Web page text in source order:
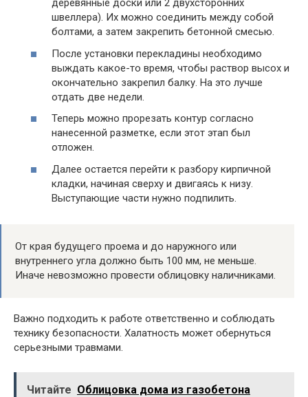
деревянные доски или 2 двухсторонних
швеллера). Их можно соединить между собой
болтами, а затем закрепить бетонной смесью.
После установки перекладины необходимо
выждать какое-то время, чтобы раствор высох и
окончательно закрепил балку. На это лучше
отдать две недели.
Теперь можно прорезать контур согласно
нанесенной разметке, если этот этап был
отложен.
Далее остается перейти к разбору кирпичной
кладки, начиная сверху и двигаясь к низу.
Выступающие части нужно подпилить.
От края будущего проема и до наружного или
внутреннего угла должно быть 100 мм, не меньше.
Иначе невозможно провести облицовку наличниками.
Важно подходить к работе ответственно и соблюдать
технику безопасности. Халатность может обернуться
серьезными травмами.
Читайте Облицовка дома из газобетона